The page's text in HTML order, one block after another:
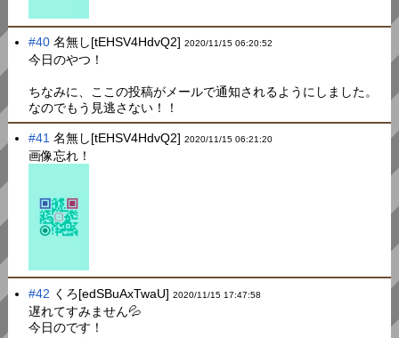
#40 名無し[tEHSV4HdvQ2]2020/11/15 06:20:52
今日のやつ！
ちなみに、ここの投稿がメールで通知されるようにしました。
なのでもう見逃さない！！
#41 名無し[tEHSV4HdvQ2]2020/11/15 06:21:20
画像忘れ！
#42 くろ[edSBuAxTwaU]2020/11/15 17:47:58
遅れてすみません💦
今日のです！